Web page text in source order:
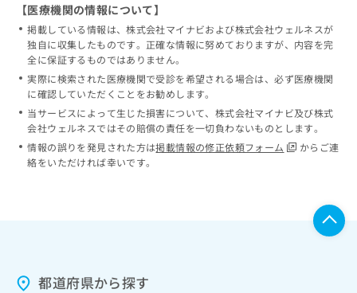
【医療機関の情報について】
掲載している情報は、株式会社マイナビおよび株式会社ウェルネスが
独自に収集したものです。正確な情報に努めておりますが、内容を完
全に保証するものではありません。
実際に検索された医療機関で受診を希望される場合は、必ず医療機関
に確認していただくことをお勧めします。
当サービスによって生じた損害について、株式会社マイナビ及び株式
会社ウェルネスではその賠償の責任を一切負わないものとします。
情報の誤りを発見された方は掲載情報の修正依頼フォーム
からご連
絡をいただければ幸いです。
都道府県から探す